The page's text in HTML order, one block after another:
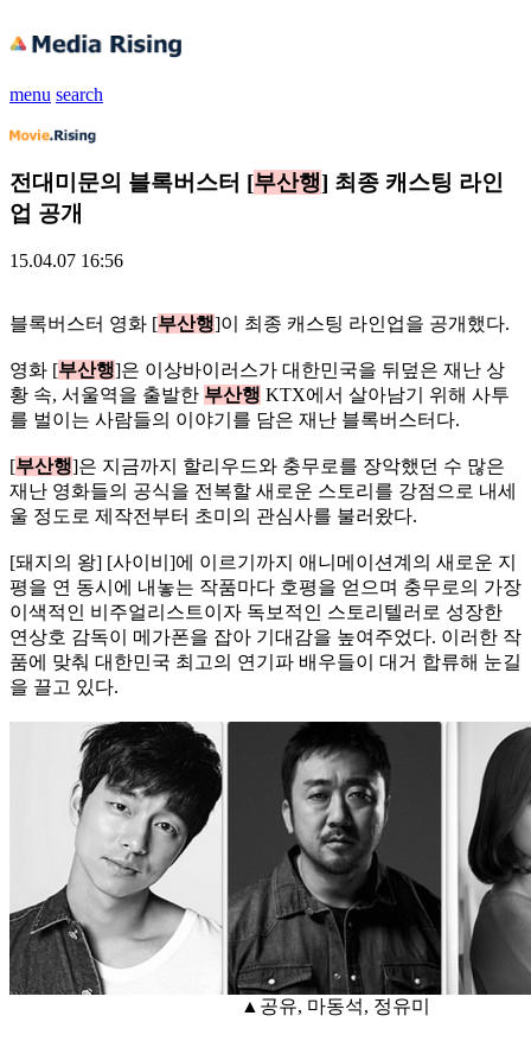
menu search
전대미문의 블록버스터 [부산행] 최종 캐스팅 라인
업 공개
15.04.07 16:56
블록버스터 영화 [부산행]이 최종 캐스팅 라인업을 공개했다.
영화 [부산행]은 이상바이러스가 대한민국을 뒤덮은 재난 상
황 속, 서울역을 출발한 부산행 KTX에서 살아남기 위해 사투
를 벌이는 사람들의 이야기를 담은 재난 블록버스터다.
[부산행]은 지금까지 할리우드와 충무로를 장악했던 수 많은
재난 영화들의 공식을 전복할 새로운 스토리를 강점으로 내세
울 정도로 제작전부터 초미의 관심사를 불러왔다.
[돼지의 왕] [사이비]에 이르기까지 애니메이션계의 새로운 지
평을 연 동시에 내놓는 작품마다 호평을 얻으며 충무로의 가장
이색적인 비주얼리스트이자 독보적인 스토리텔러로 성장한
연상호 감독이 메가폰을 잡아 기대감을 높여주었다. 이러한 작
품에 맞춰 대한민국 최고의 연기파 배우들이 대거 합류해 눈길
을 끌고 있다.
▲공유, 마동석, 정유미